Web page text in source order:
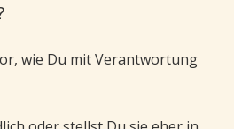
wie Du mit Verantwortung